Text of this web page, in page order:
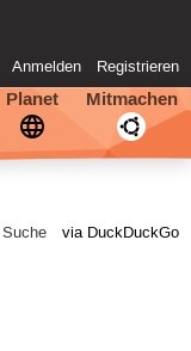
Anmelden Registrieren
Planet Mitmachen
via DuckDuckGo